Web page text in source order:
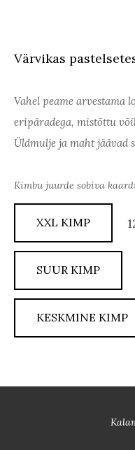
Värvikas
Vahel peame arvestama
eripäradega, mistõttu
Üldmulje ja maht jäävad
Kimbu juurde sobiva
XXL KIMP
SUUR KIMP
KESKMINE KIMP